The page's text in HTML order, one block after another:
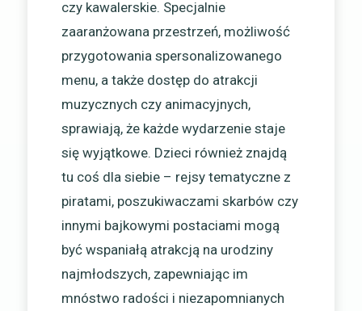
czy kawalerskie. Specjalnie
zaaranżowana przestrzeń, możliwość
przygotowania spersonalizowanego
menu, a także dostęp do atrakcji
muzycznych czy animacyjnych,
sprawiają, że każde wydarzenie staje
się wyjątkowe. Dzieci również znajdą
tu coś dla siebie – rejsy tematyczne z
piratami, poszukiwaczami skarbów czy
innymi bajkowymi postaciami mogą
być wspaniałą atrakcją na urodziny
najmłodszych, zapewniając im
mnóstwo radości i niezapomnianych